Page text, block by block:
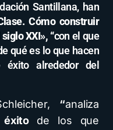
Santillana, han
Cómo construir
XXI», “con el que
qué es lo que hacen
éxito alrededor del
“analiza
éxito de los que